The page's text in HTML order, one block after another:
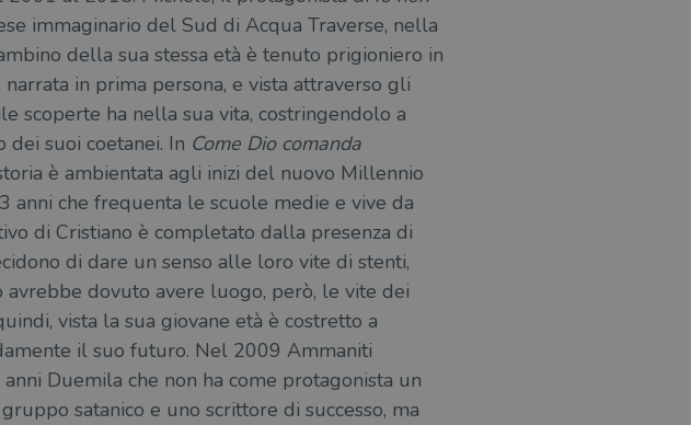
immaginario del Sud di Acqua Traverse, nella
della sua stessa età è tenuto prigioniero in
in prima persona, e vista attraverso gli
scoperte ha nella sua vita, costringendolo a
suoi coetanei. In Come Dio comanda
è ambientata agli inizi del nuovo Millennio
anni che frequenta le scuole medie e vive da
di Cristiano è completato dalla presenza di
di dare un senso alle loro vite di stenti,
avrebbe dovuto avere luogo, però, le vite dei
vista la sua giovane età è costretto a
il suo futuro. Nel 2009 Ammaniti
Duemila che non ha come protagonista un
satanico e uno scrittore di successo, ma
utilizzato per scopi di autenticazione e sicurezza,
gli utenti rimangano registrati e che i loro dati siano protetti
attraverso il sito web o interagiscono con i suoi servizi.
Google Analytics per mantenere lo stato della sessione.
a Google Universal Analytics, che rappresenta un
di analisi più comunemente usato da Google.
distinguere gli utenti unici assegnando un numero
del client. È incluso in ogni richiesta di pagina in
dati di visitatori, sessioni e campagne per i report di analisi
scade dopo 2 anni, sebbene sia personalizzabile dai
sito.
una serie di prodotti pubblicitari come offerte in tempo
comunemente associato con l'analisi e la distribuzione dei
in base alle interazioni degli utenti, ma senza
una categorizzazione generale è stimolante.
impostato da YouTube per tenere traccia delle
video incorporati.
video di Youtube incorporati nei siti; può anche determinare
sito web sta utilizzando la nuova o la vecchia versione
Youtube.